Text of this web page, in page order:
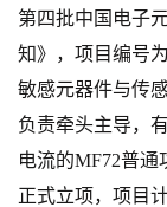
第四批中国电子
知》，项目编号
敏感元器件与传
负责牵头主导，
电流的MF72普
正式立项，项目